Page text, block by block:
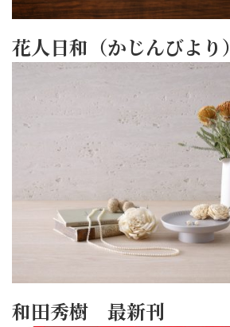
花人日和（かじんびより）
和田秀樹 最新刊